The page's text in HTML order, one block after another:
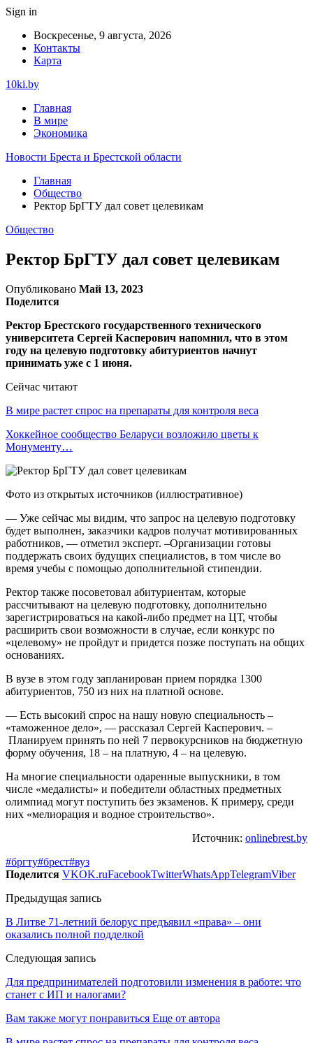
Sign in
Воскресенье, 9 августа, 2026
Контакты
Карта
10ki.by
Главная
В мире
Экономика
Новости Бреста и Брестской области
Главная
Общество
Ректор БрГТУ дал совет целевикам
Общество
Ректор БрГТУ дал совет целевикам
Опубликовано Май 13, 2023
Поделится
Ректор Брестского государственного технического
университета Сергей Касперович напомнил, что в этом
году на целевую подготовку абитуриентов начнут
принимать уже с 1 июня.
Сейчас читают
В мире растет спрос на препараты для контроля веса
Хоккейное сообщество Беларуси возложило цветы к
Монументу…
Фото из открытых источников (иллюстративное)
— Уже сейчас мы видим, что запрос на целевую подготовку
будет выполнен, заказчики кадров получат мотивированных
работников, — отметил эксперт. –Организации готовы
поддержать своих будущих специалистов, в том числе во
время учебы с помощью дополнительной стипендии.
Ректор также посоветовал абитуриентам, которые
рассчитывают на целевую подготовку, дополнительно
зарегистрироваться на какой-либо предмет на ЦТ, чтобы
расширить свои возможности в случае, если конкурс по
«целевому» не пройдут и придется позже поступать на общих
основаниях.
В вузе в этом году запланирован прием порядка 1300
абитуриентов, 750 из них на платной основе.
— Есть высокий спрос на нашу новую специальность –
«таможенное дело», — рассказал Сергей Касперович. –
Планируем принять по ней 7 первокурсников на бюджетную
форму обучения, 18 – на платную, 4 – на целевую.
На многие специальности одаренные выпускники, в том
числе «медалисты» и победители областных предметных
олимпиад могут поступить без экзаменов. К примеру, среди
них «мелиорация и водное строительство».
Источник: onlinebrest.by
#бргту#брест#вуз
Поделится VKOK.ruFacebookTwitterWhatsAppTelegramViber
Предыдущая запись
В Литве 71-летний белорус предъявил «права» – они
оказались полной подделкой
Следующая запись
Для предпринимателей подготовили изменения в работе: что
станет с ИП и налогами?
Вам также могут понравиться Еще от автора